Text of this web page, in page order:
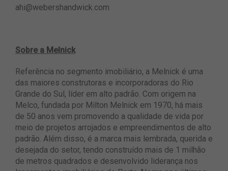
ahi@webershandwick.com
Sobre a Melnick
Referência no segmento imobiliário, a Melnick é uma
das maiores construtoras e incorporadoras do Rio
Grande do Sul, líder em alto padrão. Com origem na
Melco, fundada por Milton Melnick em 1970, há mais
de 50 anos vem promovendo a qualidade de vida por
meio de projetos arrojados e empreendimentos de alto
padrão. Além disso, é a marca mais lembrada, querida e
desejada do setor, tendo construído mais de 1 milhão
de metros quadrados e desenvolvido liderança nos